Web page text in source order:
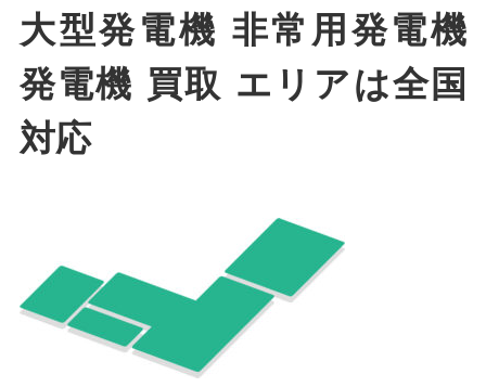
大型発電機 非常用発電機
発電機 買取 エリアは全国
対応